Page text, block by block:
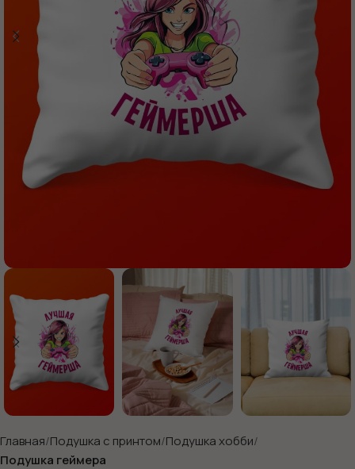
Главная Подушка с принтом Подушка хобби
Подушка геймера